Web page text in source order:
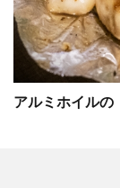
アルミホイルの